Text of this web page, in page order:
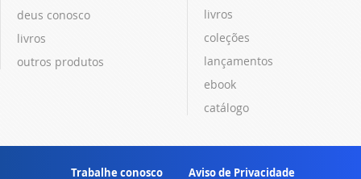
deus conosco
livros
outros produtos
livros
coleções
lançamentos
ebook
catálogo
Trabalhe conosco Aviso de Privacidade